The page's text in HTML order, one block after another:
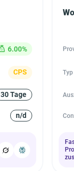
6.00%
CPS
30 Tage
n/d
Typ